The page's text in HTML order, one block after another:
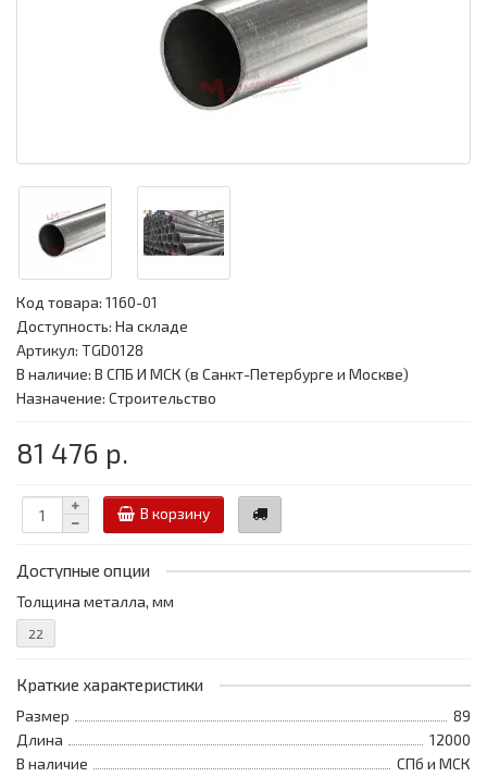
Код товара: 1160-01
Доступность: На складе
Артикул: TGD0128
В наличие: В СПБ И МСК (в Санкт-Петербурге и Москве)
Назначение: Строительство
81 476 р.
В корзину
Доступные опции
Толщина металла, мм
22
Краткие характеристики
Размер
89
Длина
12000
В наличие
СПб и МСК